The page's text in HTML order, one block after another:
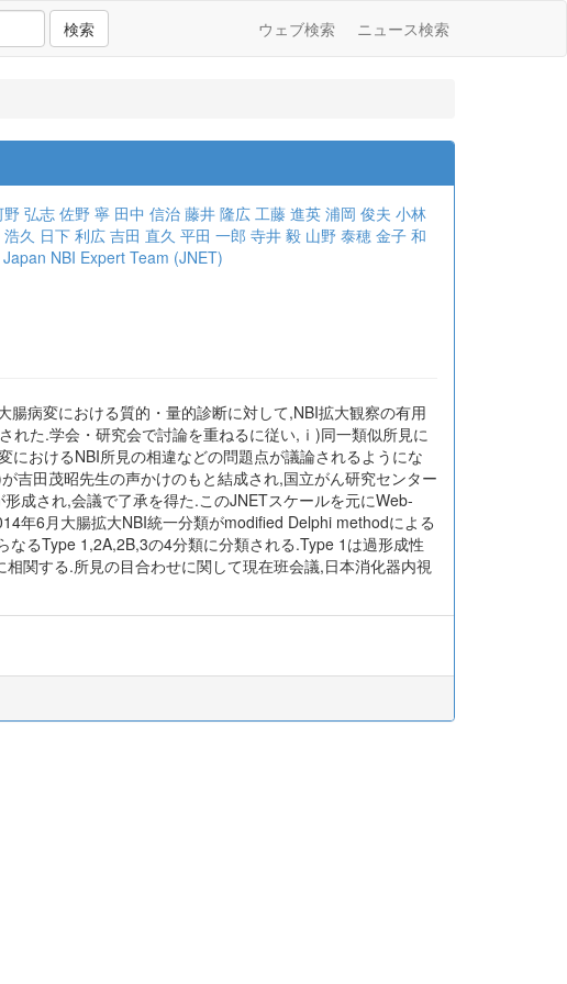
検索 ウェブ検索 ニュース検索
野 弘志佐野 寧 田中 信治 藤井 隆広 工藤 進英 浦岡 俊夫 小林
久 日下 利広 吉田 直久 平田 一郎 寺井 毅 山野 泰穂 金子 和
NBI Expert Team (JNET)
病変における質的・量的診断に対して,NBI拡大観察の有用
れた.学会・研究会で討論を重ねるに従い,ⅰ)同一類似所見に
おけるNBI所見の相違などの問題点が議論されるようにな
吉田茂昭先生の声かけのもと結成され,国立がん研究センター
成され,会議で了承を得た.このJNETスケールを元にWeb-
年6月大腸拡大NBI統一分類がmodified Delphi methodによる
るType 1,2A,2B,3の4分類に分類される.Type 1は過形成性
関する.所見の目合わせに関して現在班会議,日本消化器内視